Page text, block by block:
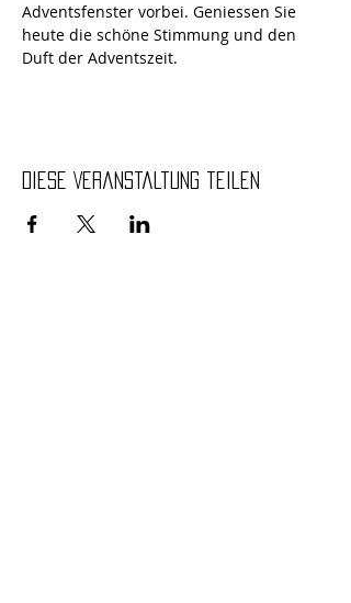
Adventsfenster vorbei. Geniessen Sie
heute die schöne Stimmung und den
Duft der Adventszeit.
Diese Veranstaltung teilen